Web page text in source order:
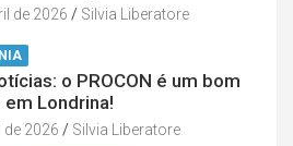
de 2026 Silvia Liberatore
o PROCON é um bom
Londrina!
de 2026 Silvia Liberatore